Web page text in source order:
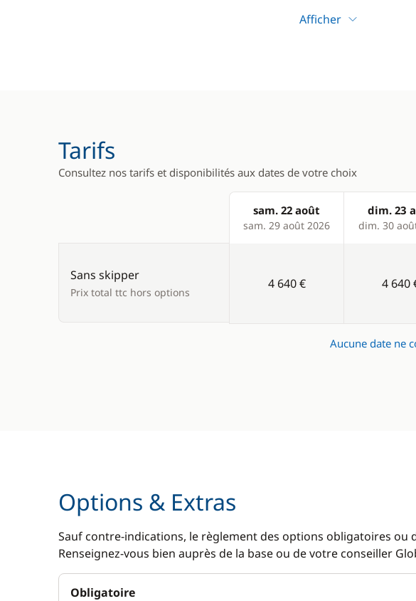
Afficher
Tarifs
Consultez nos tarifs et disponibilités aux dates de votre choix
Products
sam. 22 août
sam. 29 août 2026
dim. 23
dim. 30
Sans skipper
Prix total ttc hors options
4 640 € 4 640
Aucune date ne
Options & Extras
Sauf contre-indications, le règlement des options obligatoires ou
Renseignez-vous bien auprès de la base ou de votre conseiller
Obligatoire